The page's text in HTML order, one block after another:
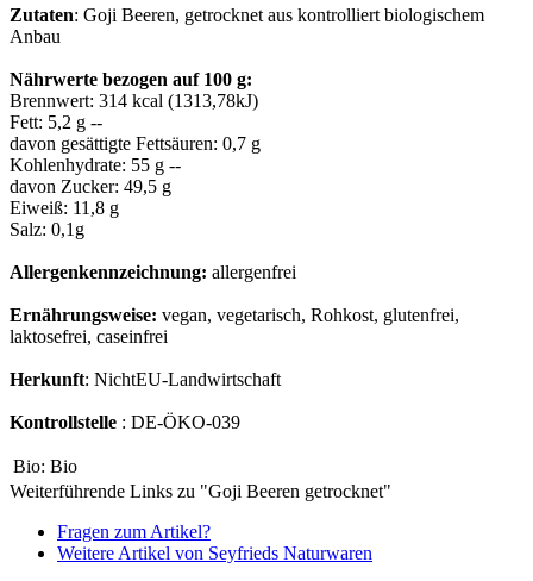
Zutaten: Goji Beeren, getrocknet aus kontrolliert biologischem
Anbau
Nährwerte bezogen auf 100 g:
Brennwert: 314 kcal (1313,78kJ)
Fett: 5,2 g --
davon gesättigte Fettsäuren: 0,7 g
Kohlenhydrate: 55 g --
davon Zucker: 49,5 g
Eiweiß: 11,8 g
Salz: 0,1g
Allergenkennzeichnung: allergenfrei
Ernährungsweise: vegan, vegetarisch, Rohkost, glutenfrei,
laktosefrei, caseinfrei
Herkunft: NichtEU-Landwirtschaft
Kontrollstelle : DE-ÖKO-039
Bio: Bio
Weiterführende Links zu "Goji Beeren getrocknet"
Fragen zum Artikel?
Weitere Artikel von Seyfrieds Naturwaren